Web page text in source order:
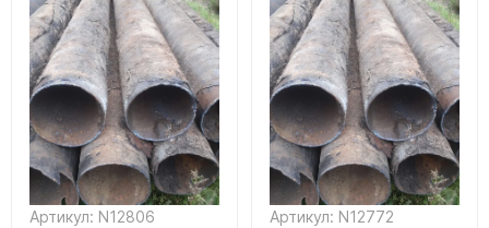
Артикул: N12806 Артикул: N12772